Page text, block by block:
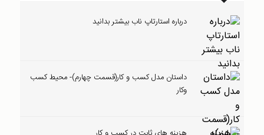
درباره استارتاپ ناب بیشتر بدانید
داستان مدل کسب و کار(قسمت چهارم)- محیط کسب
وکار